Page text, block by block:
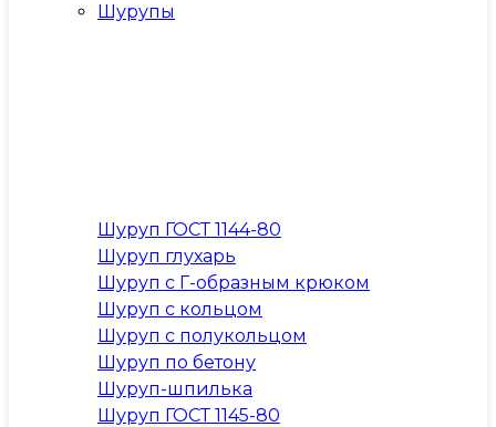
Шурупы
Шуруп ГОСТ 1144-80
Шуруп глухарь
Шуруп с Г-образным крюком
Шуруп с кольцом
Шуруп с полукольцом
Шуруп по бетону
Шуруп-шпилька
Шуруп ГОСТ 1145-80